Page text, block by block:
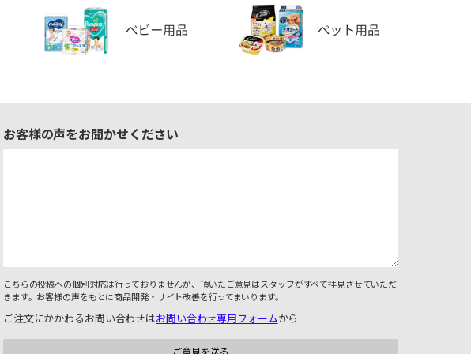
お客様の声をお聞かせください
こちらの投稿への個別対応は行っておりませんが、頂いたご意見はスタッフがすべて拝見させていただ
きます。お客様の声をもとに商品開発・サイト改善を行ってまいります。
ご注文にかかわるお問い合わせはお問い合わせ専用フォームから